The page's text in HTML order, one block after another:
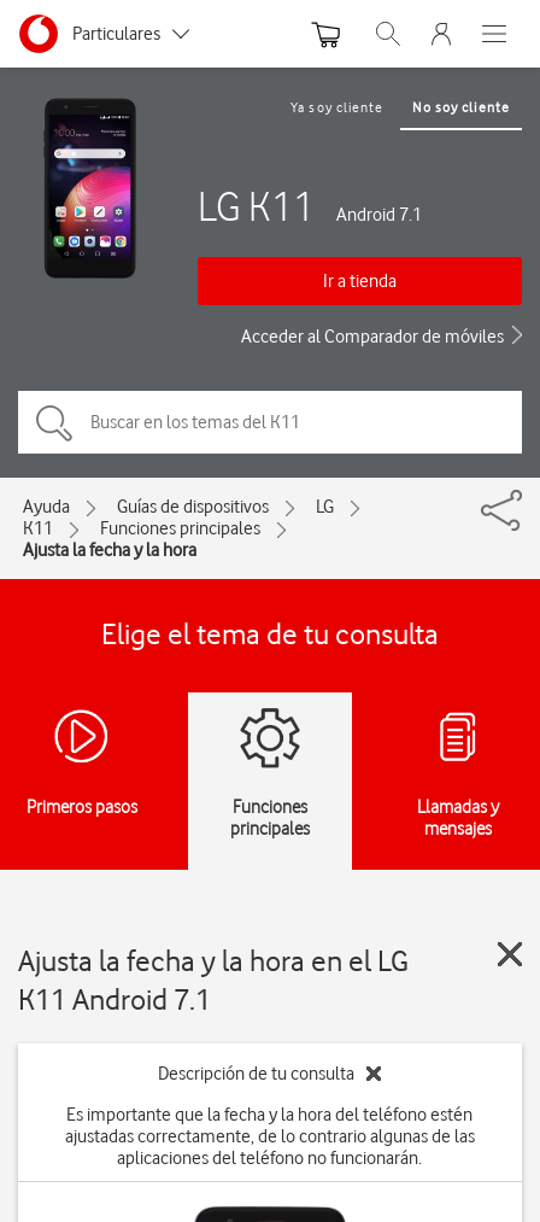
Ir a la pagina principal de vodafone.es
Menu navegación Segmento
Particulares
Autónomos
Pymes
Grandes empresas
y AA.PP.
Abrir buscador. Abre
Abre
Ya soy cliente No soy cliente
LG K11 Android 7.1
Ir a tienda
Acceder al Comparador de móviles
Ayuda Guías de dispositivos
LG
K11
Funciones principales
Ajusta la fecha y la hora
Elige el tema de tu consulta
Primeros pasos
Funciones
principales
Llamadas y
mensajes
Ajusta la fecha y la hora en el LG
K11 Android 7.1
Descripción de tu consulta
Es importante que la fecha y la hora del teléfono estén
ajustadas correctamente, de lo contrario algunas de las
aplicaciones del teléfono no funcionarán.